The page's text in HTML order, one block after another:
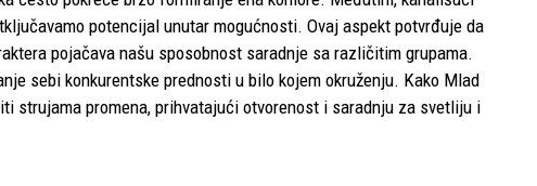
potencijal unutar mogućnosti. Ovaj aspekt potvrđuje da
pojačava našu sposobnost saradnje sa različitim grupama.
sebi konkurentske prednosti u bilo kojem okruženju. Kako Mlad
strujama promena, prihvatajući otvorenost i saradnju za svetliju i